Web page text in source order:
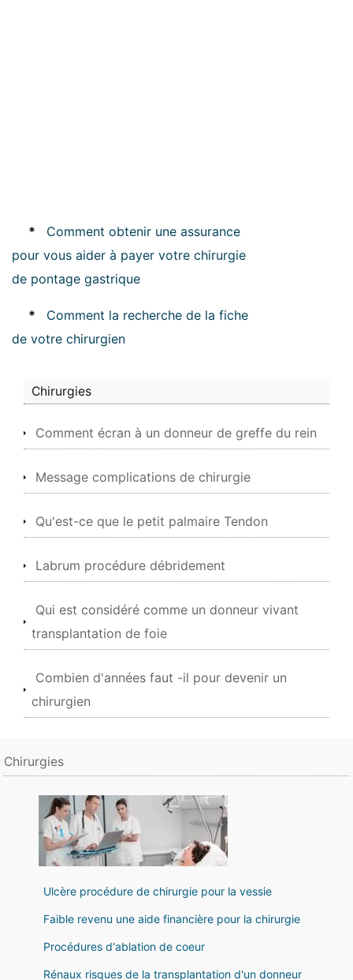
*
Comment obtenir une assurance
pour vous aider à payer votre chirurgie
de pontage gastrique
*
Comment la recherche de la fiche
de votre chirurgien
Chirurgies
Comment écran à un donneur de greffe du rein
Message complications de chirurgie
Qu'est-ce que le petit palmaire Tendon
Labrum procédure débridement
Qui est considéré comme un donneur vivant
transplantation de foie
Combien d'années faut -il pour devenir un
chirurgien
Chirurgies
Ulcère procédure de chirurgie pour la vessie
Faible revenu une aide financière pour la chirurgie
Procédures d'ablation de coeur
Rénaux risques de la transplantation d'un donneur